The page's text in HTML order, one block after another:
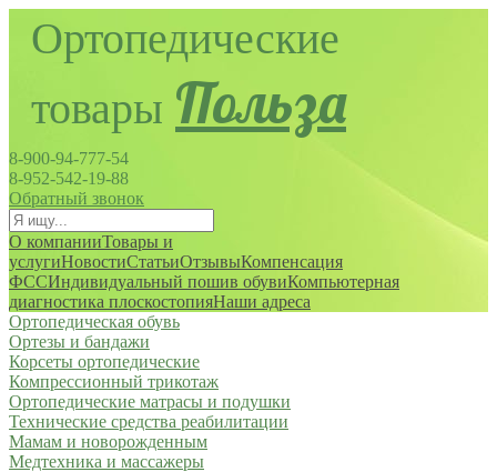
Польза
8-900-94-777-54
8-952-542-19-88
Обратный звонок
О компанииТовары и
услугиНовостиСтатьиОтзывыКомпенсация
ФССИндивидуальный пошив обувиКомпьютерная
диагностика плоскостопияНаши адреса
Ортопедическая обувь
Ортезы и бандажи
Корсеты ортопедические
Компрессионный трикотаж
Ортопедические матрасы и подушки
Технические средства реабилитации
Мамам и новорожденным
Медтехника и массажеры